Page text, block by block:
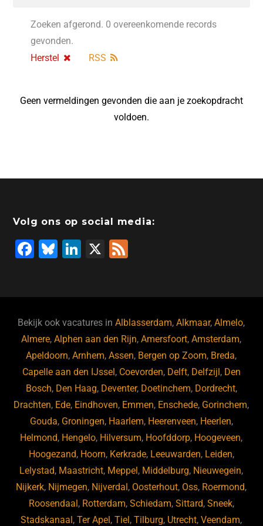
Zoeken afgerond. 0 overeenkomende records
gevonden.
Herstel
RSS
Geen vermeldingen gevonden die aan je zoekopdracht
voldoen.
Volg ons op social media:
F
b
o
o
k
Bl
ky
Li
dI
n
X
Bekijk ook vacatures inAlblasserdam,Alkmaar,Almelo,
Almere,Alphen aan den Rijn,Amersfoort,Amsterdam,
Apeldoorn,Arnhem,Assen, Bergen op Zoom, Breda,
Capelle aan den IJssel , Coevorden, Delft, Delfzijl , Den
Bosch, Den Haag, Deventer, Doetinchem, Dordrecht,
Drachten, Ede, Eindhoven, Emmen, Enschede, Gorinchem,
Gouda, Groningen, Haarlem, Heerenveen, Heerlen,
Helmond, Hengelo, Hilversum, Hoofddorp, Hoogeveen,
Hoogezand, Hoorn, Kerkrade, Leeuwarden, Leiden,
Lelystad, Maastricht, Meppel , Middelburg, Nieuwegein,
Nijkerk, Nijmegen, Nijverdal , Oosterhout, Oss, Roermond,
Roosendaal , Rotterdam, Schiedam, Sittard, Sneek,
Stadskanaal ,Ter Apel ,Tiel ,Tilburg, Utrecht,Veendam,